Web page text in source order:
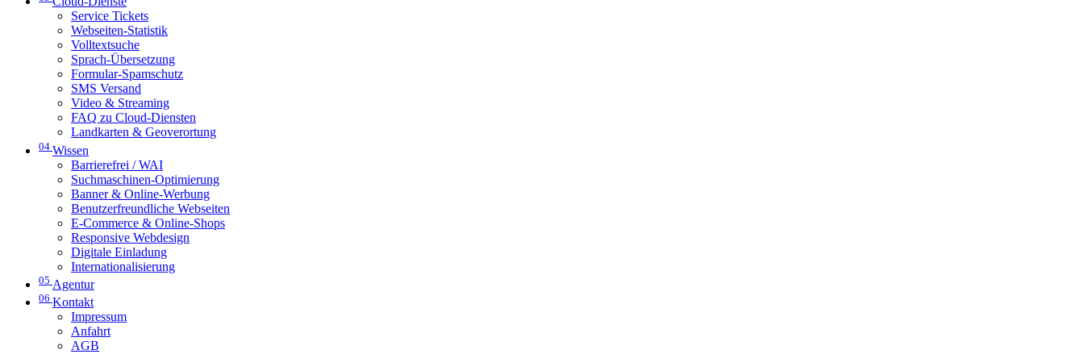
Service Tickets
Webseiten-Statistik
Volltextsuche
Sprach-Übersetzung
Formular-Spamschutz
SMS Versand
Video & Streaming
FAQ zu Cloud-Diensten
Landkarten & Geoverortung
04 Wissen
Barrierefrei / WAI
Suchmaschinen-Optimierung
Banner & Online-Werbung
Benutzerfreundliche Webseiten
E-Commerce & Online-Shops
Responsive Webdesign
Digitale Einladung
Internationalisierung
05 Agentur
06 Kontakt
Impressum
Anfahrt
AGB